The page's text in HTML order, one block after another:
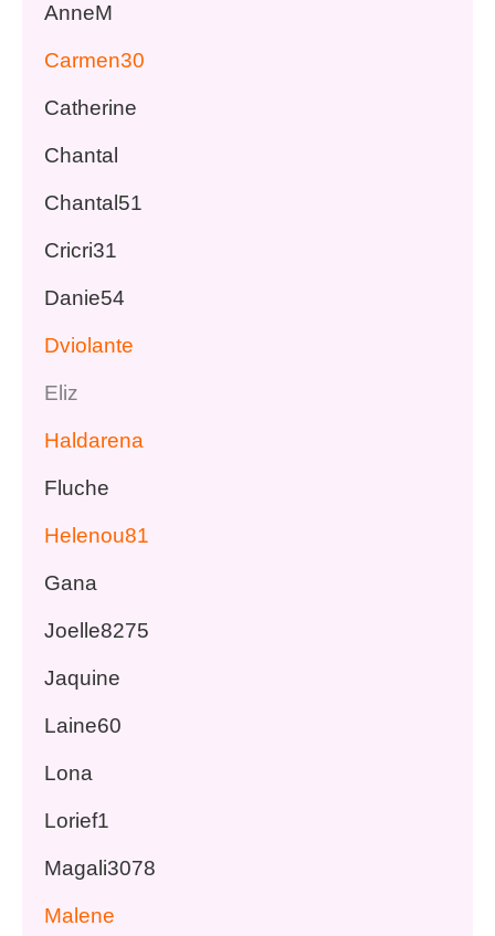
AnneM
Carmen30
Catherine
Chantal
Chantal51
Cricri31
Danie54
Dviolante
Eliz
Haldarena
Fluche
Helenou81
Gana
Joelle8275
Jaquine
Laine60
Lona
Lorief1
Magali3078
Malene